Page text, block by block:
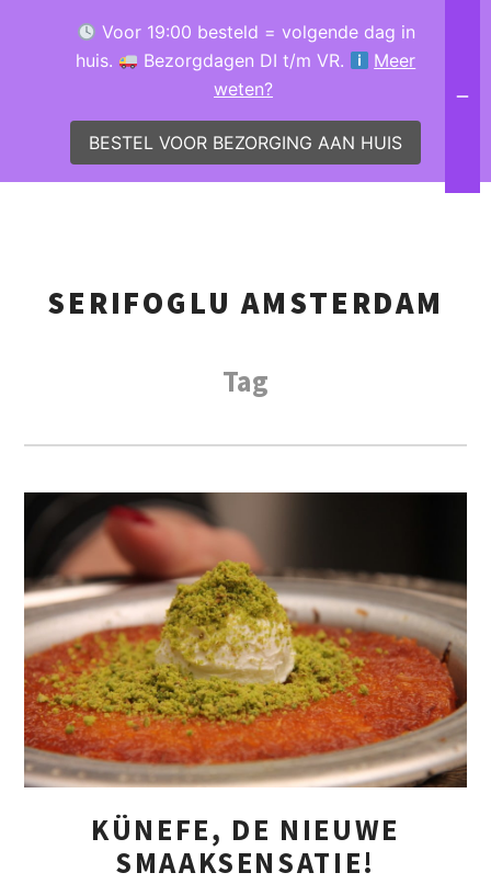
SERIFOGLU AMSTERDAM
Tag
KÜNEFE, DE NIEUWE
SMAAKSENSATIE!
Voor 19:00 besteld = volgende dag in
huis.
Bezorgdagen DI t/m VR.
Meer
weten?
BESTEL VOOR BEZORGING AAN HUIS